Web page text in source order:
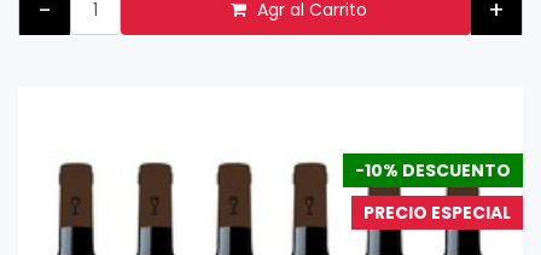
- Agr al Carrito +
-10% DESCUENTO
PRECIO ESPECIAL